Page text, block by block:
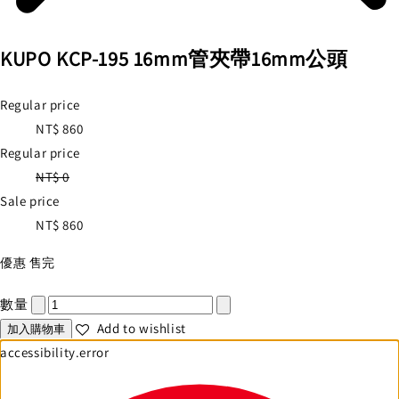
KUPO KCP-195 16mm管夾帶16mm公頭
Regular price
NT$ 860
Regular price
NT$ 0
Sale price
NT$ 860
優惠 售完
數量
加入購物車
Add to wishlist
accessibility.error